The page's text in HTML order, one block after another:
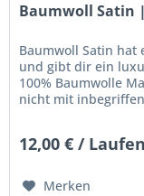
Baumwoll
Baumwoll Satin hat
und gibt dir ein
100% Baumwolle
nicht mit inbegriffen
12,00 € /
Merken